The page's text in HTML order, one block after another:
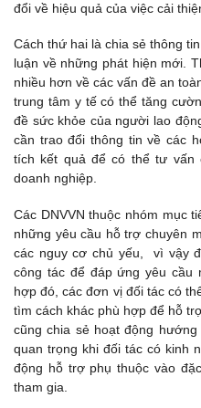
đổi về hiệu quả của việc cải
Cách thứ hai là chia sẻ thông
luận về những phát hiện mới.
nhiều hơn về các vấn đề an
trung tâm y tế có thể tăng
đề sức khỏe của người lao
cần trao đổi thông tin về các
tích kết quả để có thể tư vấn
doanh nghiệp.
Các DNVVN thuộc nhóm mục
những yêu cầu hỗ trợ chuyên
các nguy cơ chủ yếu, vì vậy
công tác để đáp ứng yêu cầu
hợp đó, các đơn vị đối tác có
tìm cách khác phù hợp để hỗ
cũng chia sẻ hoạt động
quan trọng khi đối tác có kinh
động hỗ trợ phụ thuộc vào
tham gia.